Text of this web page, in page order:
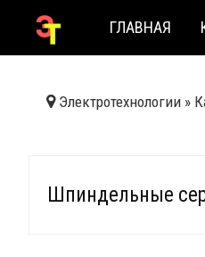
ГЛАВНАЯ
Электротехнологии »
Шпиндельные